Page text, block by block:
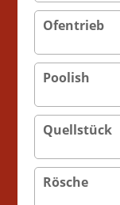
Ofentrieb
Poolish
Quellstück
Rösche